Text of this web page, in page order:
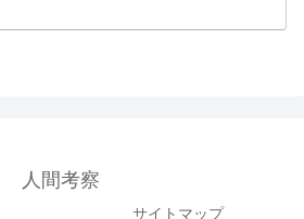
人間考察
サイトマップ